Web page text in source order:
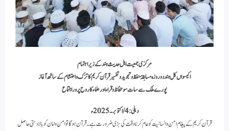
مرکزی جمعیت اہل حدیث ہند کے زیر اہتمام
اکیسواں کل ہند دو روزہ مسابقۂ حفظ وتجویدوتفسیر قرآن کریم کا تزک واحتشام کے ساتھ آغاز
پورے ملک سے سات سو حفاظ و قراء اور علماء کا روح پرور اجتماع
دہلی : 4/اکتوبر۔2025ء
قرآن کریم کے پیغام امن وانسانیت کو عام کرنا وقت کی بڑی ضرورت ہے۔ قرآن ہوگا تو امن وامان کو بالادستی حاصل